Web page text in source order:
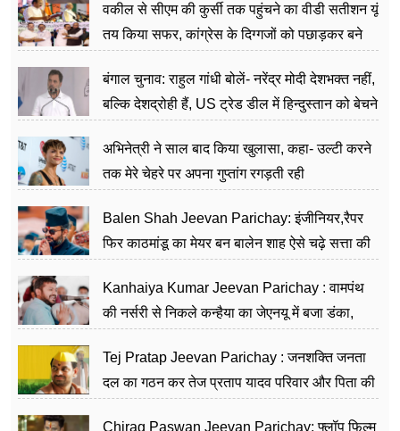
वकील से सीएम की कुर्सी तक पहुंचने का वीडी सतीशन यूं
तय किया सफर, कांग्रेस के दिग्गजों को पछाड़कर बने
बंगाल चुनाव: राहुल गांधी बोलें- नरेंद्र मोदी देशभक्त नहीं,
बल्कि देशद्रोही हैं, US ट्रेड डील में हिन्दुस्तान को बेचने
अभिनेत्री ने साल बाद किया खुलासा, कहा- उल्टी करने
तक मेरे चेहरे पर अपना गुप्तांग रगड़ती रही
Balen Shah Jeevan Parichay: इंजीनियर,रैपर
फिर काठमांडू का मेयर बन बालेन शाह ऐसे चढ़े सत्ता की
Kanhaiya Kumar Jeevan Parichay : वामपंथ
की नर्सरी से निकले कन्हैया का जेएनयू में बजा डंका,
Tej Pratap Jeevan Parichay : जनशक्ति जनता
दल का गठन कर तेज प्रताप यादव परिवार और पिता की
Chirag Paswan Jeevan Parichay: फ्लॉप फिल्म